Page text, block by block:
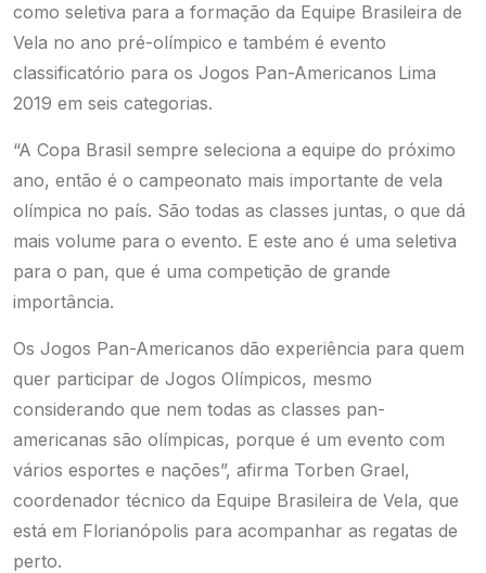
como seletiva para a formação da Equipe Brasileira de
Vela no ano pré-olímpico e também é evento
classificatório para os Jogos Pan-Americanos Lima
2019 em seis categorias.
“A Copa Brasil sempre seleciona a equipe do próximo
ano, então é o campeonato mais importante de vela
olímpica no país. São todas as classes juntas, o que dá
mais volume para o evento. E este ano é uma seletiva
para o pan, que é uma competição de grande
importância.
Os Jogos Pan-Americanos dão experiência para quem
quer participar de Jogos Olímpicos, mesmo
considerando que nem todas as classes pan-
americanas são olímpicas, porque é um evento com
vários esportes e nações”, afirma Torben Grael,
coordenador técnico da Equipe Brasileira de Vela, que
está em Florianópolis para acompanhar as regatas de
perto.